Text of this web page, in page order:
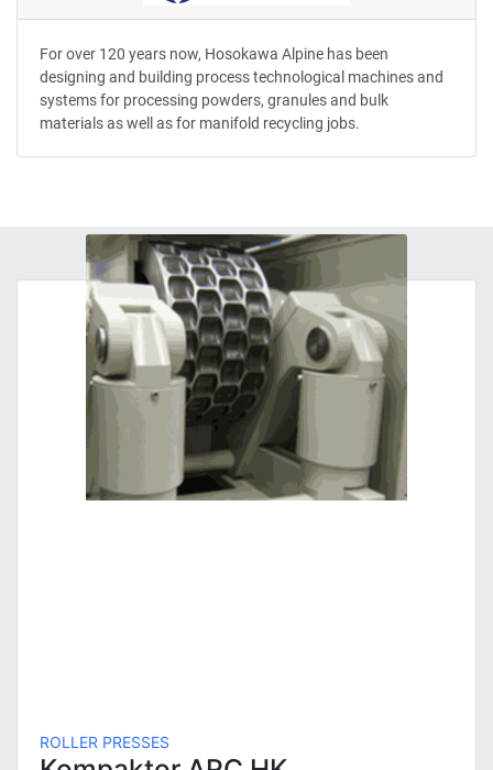
For over 120 years now, Hosokawa Alpine has been
designing and building process technological machines and
systems for processing powders, granules and bulk
materials as well as for manifold recycling jobs.
ROLLER PRESSES